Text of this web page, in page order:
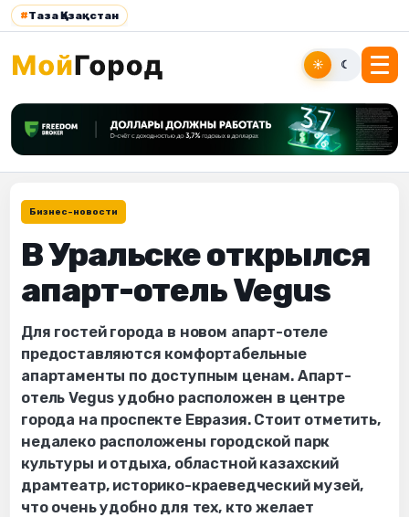
#Таза Қазақстан
☀ ☾
Бизнес-новости
В Уральске открылся
апарт-отель Vegus
Для гостей города в новом апарт-отеле
предоставляются комфортабельные
апартаменты по доступным ценам. Апарт-
отель Vegus удобно расположен в центре
города на проспекте Евразия. Стоит отметить,
недалеко расположены городской парк
культуры и отдыха, областной казахский
драмтеатр, историко-краеведческий музей,
что очень удобно для тех, кто желает